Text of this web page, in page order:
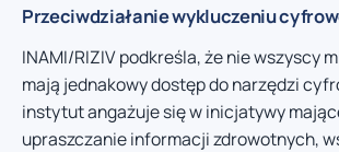
Przeciwdziałanie wykluczeniu
INAMI/RIZIV podkreśla, że nie wszyscy
mają jednakowy dostęp do narzędzi
instytut angażuje się w inicjatywy
upraszczanie informacji zdrowotnych,